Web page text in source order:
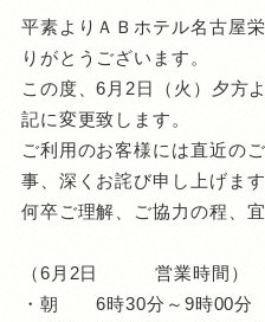
平素よりＡＢホテル名古屋
りがとうございます。
この度、6月2日（火）夕方
記に変更致します。
ご利用のお客様には直近の
事、深くお詫び申し上げます
何卒ご理解、ご協力の程、
（6月2日 営業時間）
・朝 6時30分～9時00分